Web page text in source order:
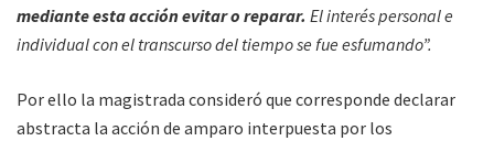
mediante esta acción evitar o reparar. El interés personal e
individual con el transcurso del tiempo se fue esfumando”.
Por ello la magistrada consideró que corresponde declarar
abstracta la acción de amparo interpuesta por los